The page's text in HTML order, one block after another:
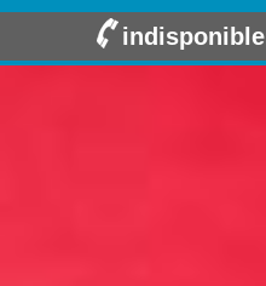
indisponible